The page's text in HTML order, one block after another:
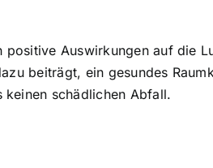
Auswirkungen auf die
beiträgt, ein gesundes
keinen schädlichen Abfall.